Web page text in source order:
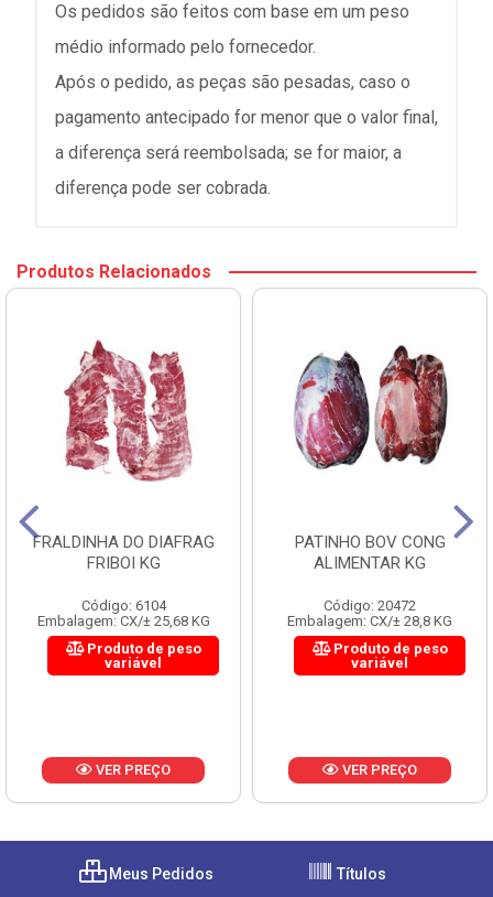
Os pedidos são feitos com base em um peso
médio informado pelo fornecedor.
Após o pedido, as peças são pesadas, caso o
pagamento antecipado for menor que o valor final,
a diferença será reembolsada; se for maior, a
diferença pode ser cobrada.
Produtos Relacionados
FRALDINHA DO DIAFRAG
FRIBOI KG
Código: 6104
Embalagem: CX/± 25,68 KG
Produto de peso
variável
VER PREÇO
PATINHO BOV CONG
ALIMENTAR KG
Código: 20472
Embalagem: CX/± 28,8 KG
Produto de peso
variável
VER PREÇO
Meus Pedidos Títulos